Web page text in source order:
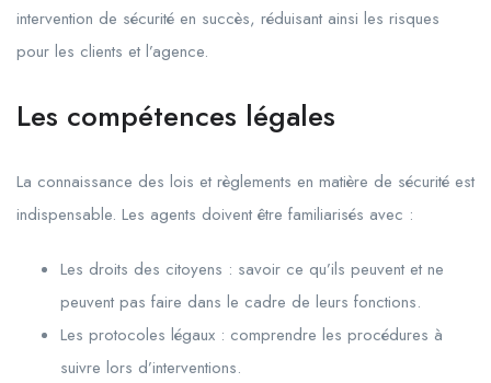
intervention de sécurité en succès, réduisant ainsi les risques
pour les clients et l’agence.
Les compétences légales
La connaissance des lois et règlements en matière de sécurité est
indispensable. Les agents doivent être familiarisés avec :
Les droits des citoyens : savoir ce qu’ils peuvent et ne
peuvent pas faire dans le cadre de leurs fonctions.
Les protocoles légaux : comprendre les procédures à
suivre lors d’interventions.